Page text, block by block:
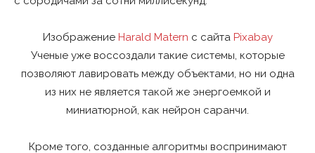
Изображение Harald Matern с сайта Pixabay
Ученые уже воссоздали такие системы, которые
позволяют лавировать между объектами, но ни одна
из них не является такой же энергоемкой и
миниатюрной, как нейрон саранчи.
Кроме того, созданные алгоритмы воспринимают